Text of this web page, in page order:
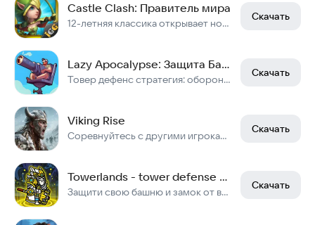
Castle Clash: Правитель мира
12-летняя классика открывает новую главу славы
Скачать
Товер дефенс стратегия: оборона башни от зомби в апокалипсис. Игра защита базы.
Скачать
Viking Rise
Соревнуйтесь с другими игроками в разведке, строительстве и завоевании Мидгарда!
Скачать
Защити свою башню и замок от врагов!
Скачать